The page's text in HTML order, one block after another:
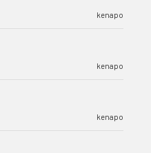
kenapo
kenapo
kenapo